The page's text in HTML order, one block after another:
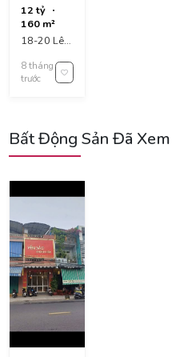
18-20 lê
thạch .
12 tỷ
160 m²
18-20 Lê
Minh, Liên
Chiểu, Da
8 tháng
trước
Bất Động Sản Đã Xem